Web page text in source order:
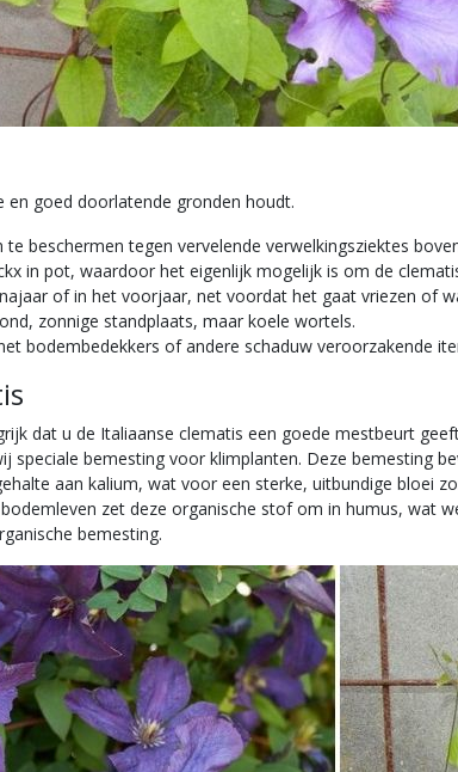
en goed doorlatende gronden houdt.
beschermen tegen vervelende verwelkingsziektes
in pot, waardoor het eigenlijk mogelijk is om de
of in het voorjaar, net voordat het gaat vriezen of
zonnige standplaats, maar koele wortels.
bodembedekkers of andere schaduw veroorzakende
dat u de Italiaanse clematis een goede mestbeurt
speciale bemesting voor klimplanten. Deze bemesting
aan kalium, wat voor een sterke, uitbundige bloei
zet deze organische stof om in humus, wat
bemesting.